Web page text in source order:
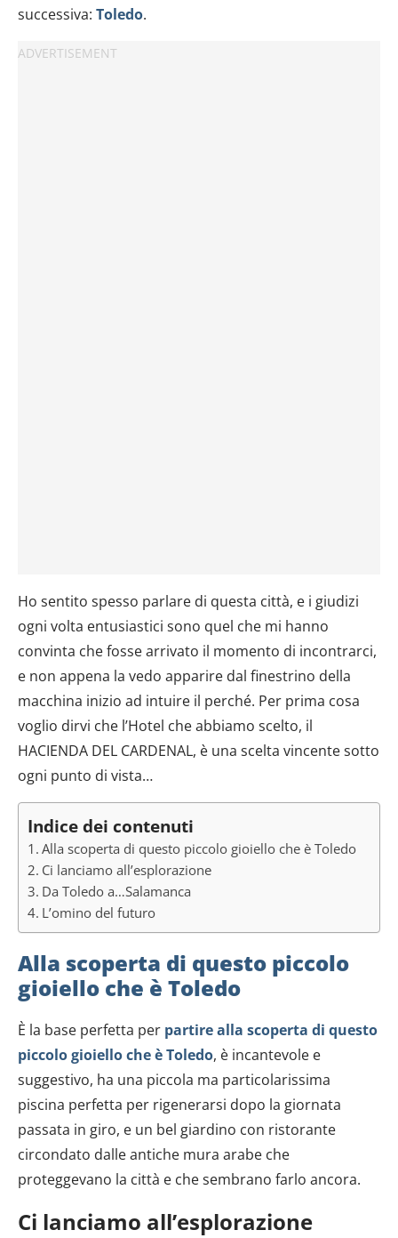
successiva: Toledo.
Ho sentito spesso parlare di questa città, e i giudizi
ogni volta entusiastici sono quel che mi hanno
convinta che fosse arrivato il momento di incontrarci,
e non appena la vedo apparire dal finestrino della
macchina inizio ad intuire il perché. Per prima cosa
voglio dirvi che l’Hotel che abbiamo scelto, il
HACIENDA DEL CARDENAL, è una scelta vincente sotto
ogni punto di vista…
Indice dei contenuti
Alla scoperta di questo piccolo gioiello che è Toledo
Ci lanciamo all’esplorazione
Da Toledo a…Salamanca
L’omino del futuro
Alla scoperta di questo piccolo
gioiello che è Toledo
È la base perfetta per partire alla scoperta di questo
piccolo gioiello che è Toledo, è incantevole e
suggestivo, ha una piccola ma particolarissima
piscina perfetta per rigenerarsi dopo la giornata
passata in giro, e un bel giardino con ristorante
circondato dalle antiche mura arabe che
proteggevano la città e che sembrano farlo ancora.
Ci lanciamo all’esplorazione